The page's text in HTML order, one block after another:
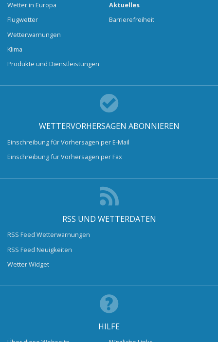
Wetter in Europa
Flugwetter
Wetterwarnungen
Klima
Produkte und Dienstleistungen
Aktuelles
Barrierefreiheit
WETTERVORHERSAGEN ABONNIEREN
Einschreibung für Vorhersagen per E-Mail
Einschreibung für Vorhersagen per Fax
RSS UND WETTERDATEN
RSS Feed Wetterwarnungen
RSS Feed Neuigkeiten
Wetter Widget
HILFE